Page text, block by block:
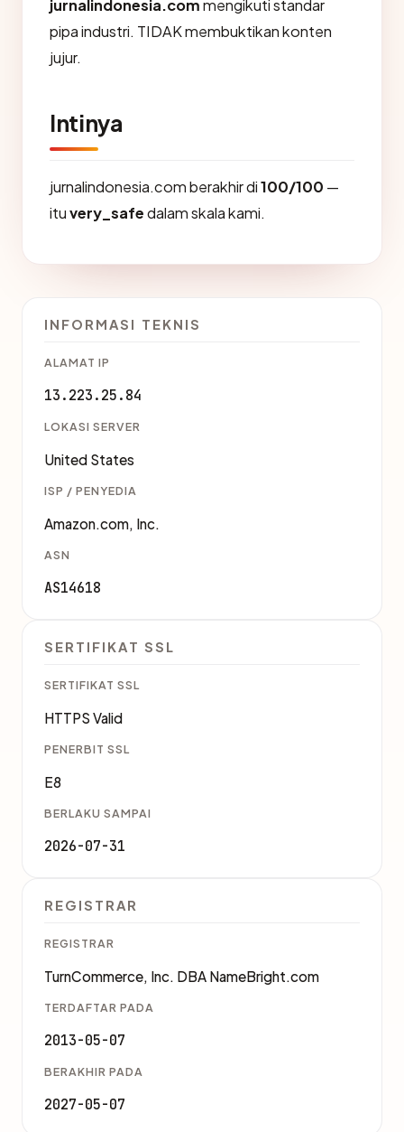
jurnalindonesia.commengikuti standar
pipa industri. TIDAK membuktikan konten
jujur.
Intinya
jurnalindonesia.com berakhir di100/100 —
ituvery_safedalam skala kami.
INFORMASI TEKNIS
ALAMAT IP
13.223.25.84
LOKASI SERVER
United States
ISP / PENYEDIA
Amazon.com, Inc.
ASN
AS14618
SERTIFIKAT SSL
SERTIFIKAT SSL
HTTPS Valid
PENERBIT SSL
E8
BERLAKU SAMPAI
2026-07-31
REGISTRAR
REGISTRAR
TurnCommerce, Inc. DBA NameBright.com
TERDAFTAR PADA
2013-05-07
BERAKHIR PADA
2027-05-07